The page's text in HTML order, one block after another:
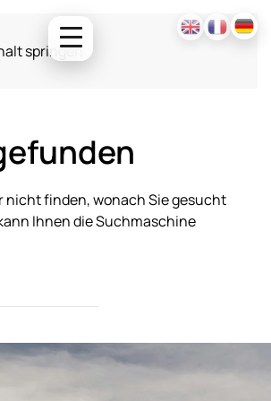
springen
nicht finden, wonach Sie gesucht
Ihnen die Suchmaschine